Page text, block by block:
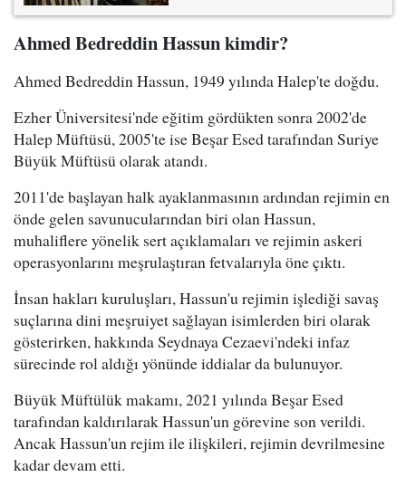
Ahmed Bedreddin Hassun kimdir?
Ahmed Bedreddin Hassun, 1949 yılında Halep'te doğdu.
Ezher Üniversitesi'nde eğitim gördükten sonra 2002'de
Halep Müftüsü, 2005'te ise Beşar Esed tarafından Suriye
Büyük Müftüsü olarak atandı.
2011'de başlayan halk ayaklanmasının ardından rejimin en
önde gelen savunucularından biri olan Hassun,
muhaliflere yönelik sert açıklamaları ve rejimin askeri
operasyonlarını meşrulaştıran fetvalarıyla öne çıktı.
İnsan hakları kuruluşları, Hassun'u rejimin işlediği savaş
suçlarına dini meşruiyet sağlayan isimlerden biri olarak
gösterirken, hakkında Seydnaya Cezaevi'ndeki infaz
sürecinde rol aldığı yönünde iddialar da bulunuyor.
Büyük Müftülük makamı, 2021 yılında Beşar Esed
tarafından kaldırılarak Hassun'un görevine son verildi.
Ancak Hassun'un rejim ile ilişkileri, rejimin devrilmesine
kadar devam etti.